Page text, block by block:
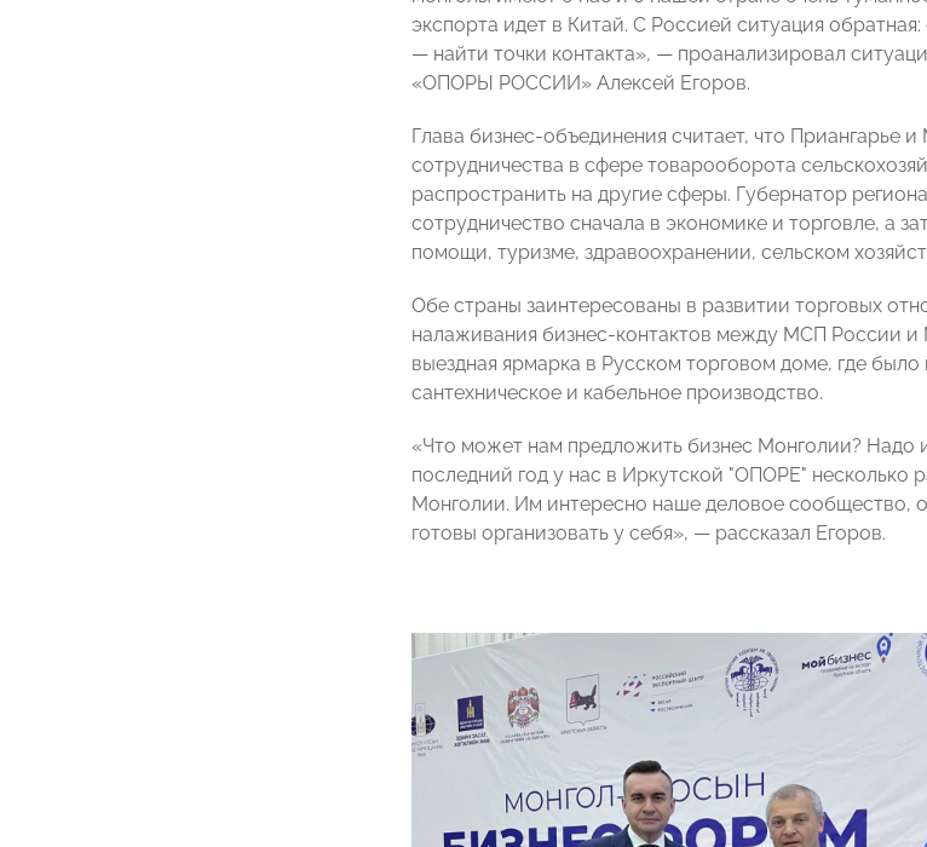
экспорта идет в Китай. С Россией ситуация
— найти точки контакта», — проанализировал
«ОПОРЫ РОССИИ» Алексей Егоров.
Глава бизнес-объединения считает, что
сотрудничества в сфере товарооборота
распространить на другие сферы. Губернатор
сотрудничество сначала в экономике и торговле, а
помощи, туризме, здравоохранении, сельском
Обе страны заинтересованы в развитии торговых
налаживания бизнес-контактов между МСП России
выездная ярмарка в Русском торговом доме, где
сантехническое и кабельное производство.
«Что может нам предложить бизнес Монголии? Надо
последний год у нас в Иркутской "ОПОРЕ" несколько
Монголии. Им интересно наше деловое сообщество,
готовы организовать у себя», — рассказал Егоров.